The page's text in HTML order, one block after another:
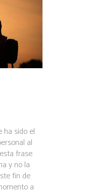
ha sido el
al
frase
y no la
fin de
a